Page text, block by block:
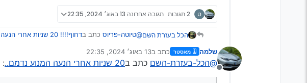
ט 2 תגובות תגובה אחרונה 13 באוג׳ 2024, 22:35
הכל בעזרת השם@טיוטה-פריוס כתב בדחוף!!!! 20 שניות אחרי הנעה המנוע נדמם..
@אני-אני-אניכתב בדחוף!!!! 20 שניות אחרי הנעה המנוע נדמם..
מנותק
שלמה מאסטר כתב ב13 באוג׳ 2024, 22:35
נערך לאחרונה על ידי
@הכל-בעזרת-השם כתב ב20 שניות אחרי הנעה המנוע נדמם.. :